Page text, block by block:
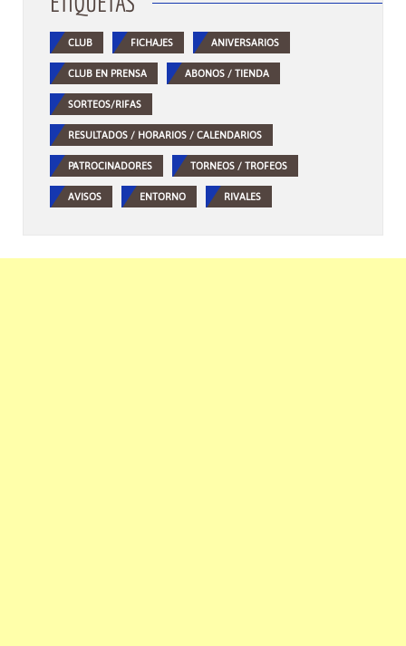
CLUB FICHAJES ANIVERSARIOS
CLUB EN PRENSA ABONOS / TIENDA
SORTEOS/RIFAS
RESULTADOS / HORARIOS / CALENDARIOS
PATROCINADORES TORNEOS / TROFEOS
AVISOS ENTORNO RIVALES